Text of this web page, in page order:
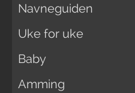
Navneguiden
Uke for uke
Baby
Amming